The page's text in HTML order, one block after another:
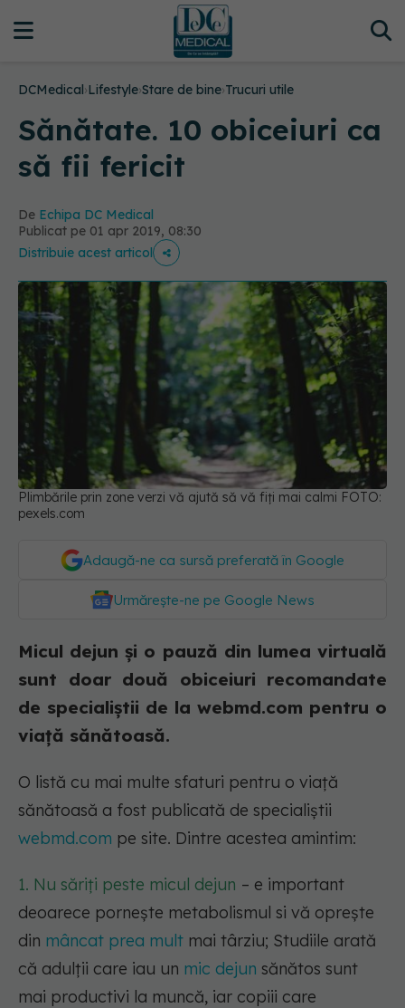
DCMedical›Lifestyle›Stare de bine›Trucuri utile
Sănătate. 10 obiceiuri ca
să fii fericit
De Echipa DC Medical
Publicat pe 01 apr 2019, 08:30
Distribuie acest articol
Plimbările prin zone verzi vă ajută să vă fiți mai calmi FOTO:
pexels.com
Adaugă-ne ca sursă preferată în Google
Urmărește-ne pe Google News
Micul dejun și o pauză din lumea virtuală
sunt doar două obiceiuri recomandate
de specialiștii de la webmd.com pentru o
viață sănătoasă.
O listă cu mai multe sfaturi pentru o viață
sănătoasă a fost publicată de specialiștii
webmd.com pe site. Dintre acestea amintim:
1. Nu săriți peste micul dejun – e important
deoarece pornește metabolismul si vă oprește
din mâncat prea mult mai târziu; Studiile arată
că adulții care iau un mic dejun sănătos sunt
mai productivi la muncă, iar copiii care